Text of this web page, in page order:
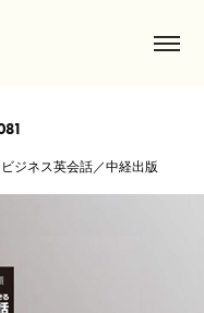
ジネス英会話／中経出版